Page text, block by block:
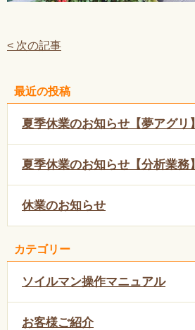
< 次の記事
最近の投稿
夏季休業のお知らせ【夢アグリ】
夏季休業のお知らせ【分析業務】
休業のお知らせ
カテゴリー
ソイルマン操作マニュアル
お客様ご紹介